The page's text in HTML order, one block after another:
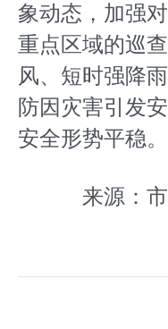
象动态，加强
重点区域的巡
风、短时强降
防因灾害引发
安全形势平稳。
来源：